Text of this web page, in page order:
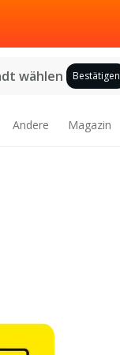
wählen Bestätigen
Andere Magazin